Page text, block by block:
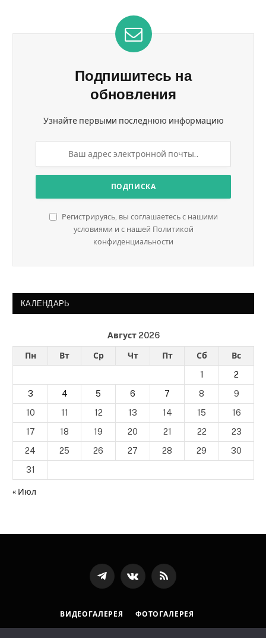
Подпишитесь на
обновления
Узнайте первыми последнюю информацию
Регистрируясь, вы соглашаетесь с нашими
условиями и с нашей Политикой
конфиденциальности
КАЛЕНДАРЬ
Август 2026
Пн Вт Ср Чт Пт Сб
Вс
1
2
3
4 5 6 7 8
9
10
11 12 13 14 15
16
17
18 19 20 21 22
23
24
25 26 27 28 29
30
31
« Июл
ТелеграммВКонтактеRSS-
ВИДЕОГАЛЕРЕЯ ФОТОГАЛЕРЕЯ